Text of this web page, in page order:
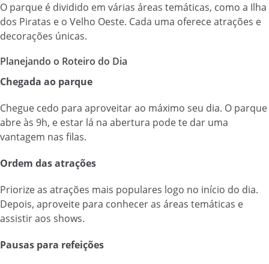
O parque é dividido em várias áreas temáticas, como a Ilha
dos Piratas e o Velho Oeste. Cada uma oferece atrações e
decorações únicas.
Planejando o Roteiro do Dia
Chegada ao parque
Chegue cedo para aproveitar ao máximo seu dia. O parque
abre às 9h, e estar lá na abertura pode te dar uma
vantagem nas filas.
Ordem das atrações
Priorize as atrações mais populares logo no início do dia.
Depois, aproveite para conhecer as áreas temáticas e
assistir aos shows.
Pausas para refeições